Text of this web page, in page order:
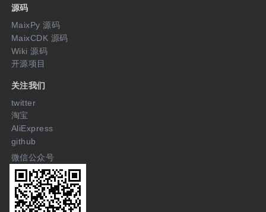
源码
MaixPy 源码
MaixCDK 源码
Wiki 源码
开源项目
关注我们
twitter
淘宝
AliExpress
github
微信公众号